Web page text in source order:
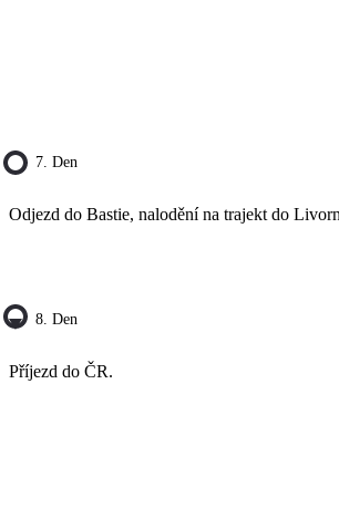
7. Den
Odjezd do Bastie, nalodění na trajekt do
8. Den
Příjezd do ČR.